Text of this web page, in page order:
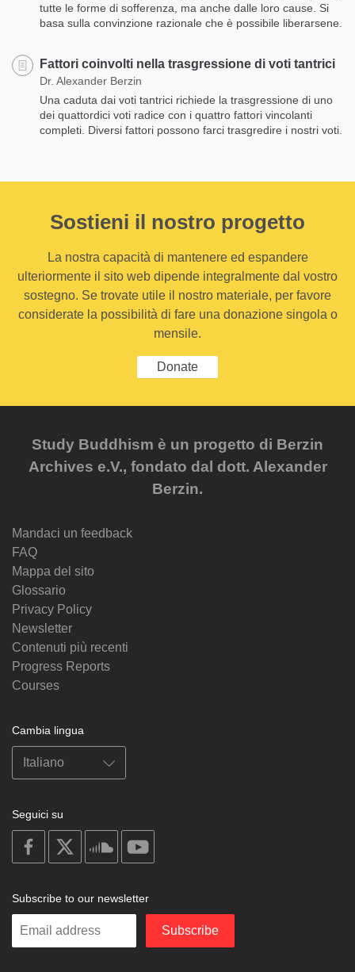
tutte le forme di sofferenza, ma anche dalle loro cause. Si
basa sulla convinzione razionale che è possibile liberarsene.
Fattori coinvolti nella trasgressione di voti tantrici
Dr. Alexander Berzin
Una caduta dai voti tantrici richiede la trasgressione di uno
dei quattordici voti radice con i quattro fattori vincolanti
completi. Diversi fattori possono farci trasgredire i nostri voti.
Sostieni il nostro progetto
La nostra capacità di mantenere ed espandere
ulteriormente il sito web dipende integralmente dal vostro
sostegno. Se trovate utile il nostro materiale, per favore
considerate la possibilità di fare una donazione singola o
mensile.
Donate
Study Buddhism è un progetto di Berzin
Archives e.V., fondato dal dott. Alexander
Berzin.
Mandaci un feedback
FAQ
Mappa del sito
Glossario
Privacy Policy
Newsletter
Contenuti più recenti
Progress Reports
Courses
Cambia lingua
Seguici su
on
facebook
soundcloud
Subscribe to our newsletter
Enter
Subscribe